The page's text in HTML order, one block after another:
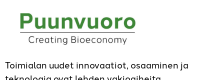
Toimialan uudet innovaatiot, osaaminen ja